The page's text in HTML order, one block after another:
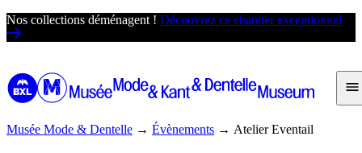
Passer
au
Nos collections déménagent ! Découvrez ce chantier exceptionnel
Musée Mode & Dentelle → Évènements → Atelier Eventail